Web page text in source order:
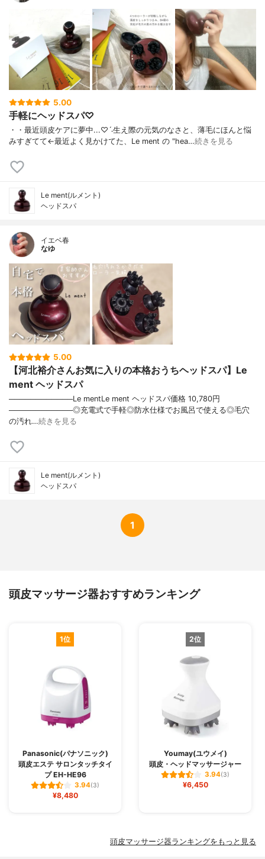
5.00
手軽にヘッドスパ♡
・ ・ 最近頭皮ケアに夢中...♡ˊ˗ 生え際の元気のなさと、薄毛に ほんと悩
みすぎてて← 最近よく見かけてた、 Le ment の "hea…続きを見る
Le ment(ルメント)
ヘッドスパ
イエベ春
なゆ
5.00
【河北裕介さんお気に入りの本格おうちヘッドスパ】Le
ment ヘッドスパ
────────────Le mentLe ment ヘッドスパ価格 10,780円
────────────◎充電式で手軽◎防水仕様でお風呂で使える◎毛穴
の汚れ…続きを見る
Le ment(ルメント)
ヘッドスパ
1
頭皮マッサージ器おすすめランキング
1位
Panasonic(パナソニック)
頭皮エステ サロンタッチタイ
プ EH-HE96
3.94(3)
¥8,480
2位
Youmay(ユウメイ)
頭皮・ヘッドマッサージャー
3.94(3)
¥6,450
頭皮マッサージ器ランキングをもっと見る